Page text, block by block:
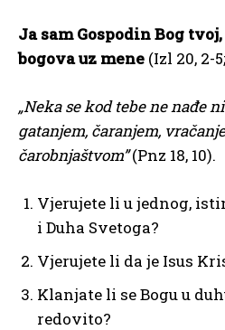
Ja sam Gospodin Bog
bogova uz mene (Izl 20, 2-5;
„Neka se kod tebe ne nađe
gatanjem, čaranjem,
čarobnjaštvom”(Pnz 18, 10).
Vjerujete li u jednog,
i Duha Svetoga?
Vjerujete li da je Isus
Klanjate li se Bogu u
redovito?